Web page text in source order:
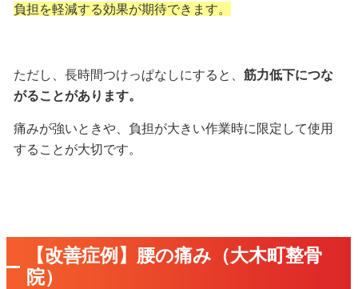
負担を軽減する効果が期待できます。
ただし、長時間つけっぱなしにすると、 筋力低下につな
がることがあります。
痛みが強いときや、負担が大きい作業時に限定して使用
することが大切です。
【改善症例】腰の痛み（大木町整骨
院）